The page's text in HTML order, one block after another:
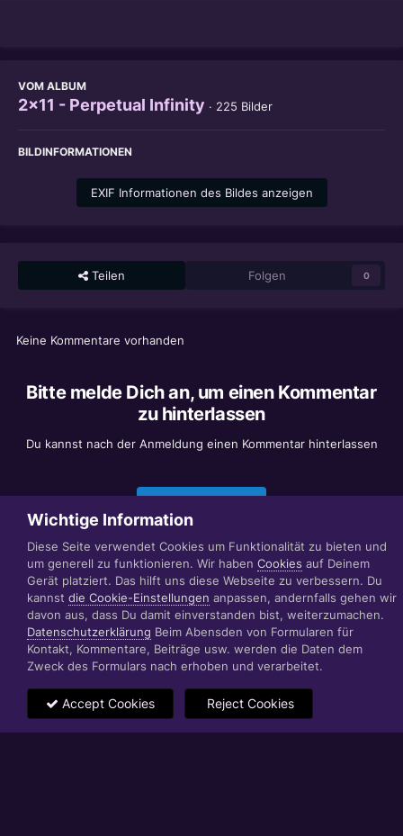
VOM ALBUM
2x11 - Perpetual Infinity · 225 Bilder
BILDINFORMATIONEN
EXIF Informationen des Bildes anzeigen
Teilen Folgen 0
Keine Kommentare vorhanden
Bitte melde Dich an, um einen Kommentar
zu hinterlassen
Du kannst nach der Anmeldung einen Kommentar hinterlassen
Datenschutzerklärung Impressum
© 1999 - 2022 RÄBIGER IT|WEB|VIDEO|CONSULTING
www.raebiger.pro
Powered by Invision Community
Wichtige Information
Diese Seite verwendet Cookies um Funktionalität zu bieten und
um generell zu funktionieren. Wir haben Cookies auf Deinem
Gerät platziert. Das hilft uns diese Webseite zu verbessern. Du
kannst die Cookie-Einstellungen anpassen, andernfalls gehen wir
davon aus, dass Du damit einverstanden bist, weiterzumachen.
Datenschutzerklärung Beim Abensden von Formularen für
Kontakt, Kommentare, Beiträge usw. werden die Daten dem
Zweck des Formulars nach erhoben und verarbeitet.
Accept Cookies Reject Cookies